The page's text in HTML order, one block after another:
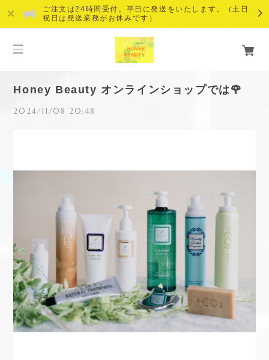
ご注文は24時間受付。平日に発送をいたします。（土日
祝日は発送業務がお休みです）
Honey Beauty オンラインショップでは🌹
2024/11/08 20:48